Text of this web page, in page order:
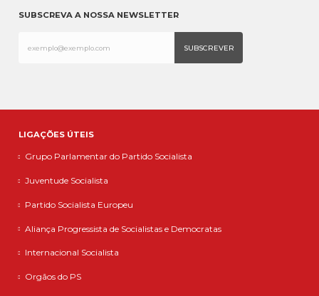
SUBSCREVA A NOSSA NEWSLETTER
LIGAÇÕES ÚTEIS
Grupo Parlamentar do Partido Socialista
Juventude Socialista
Partido Socialista Europeu
Aliança Progressista de Socialistas e Democratas
Internacional Socialista
Orgãos do PS